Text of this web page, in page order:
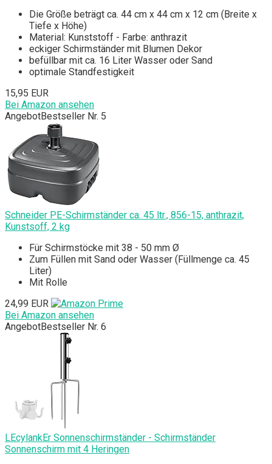
Die Größe beträgt ca. 44 cm x 44 cm x 12 cm (Breite x
Tiefe x Höhe)
Material: Kunststoff - Farbe: anthrazit
eckiger Schirmständer mit Blumen Dekor
befüllbar mit ca. 16 Liter Wasser oder Sand
optimale Standfestigkeit
15,95 EUR
Bei Amazon ansehen
AngebotBestseller Nr. 5
Schneider PE-Schirmständer ca. 45 ltr., 856-15, anthrazit,
Kunstsoff, 2 kg
Für Schirmstöcke mit 38 - 50 mm Ø
Zum Füllen mit Sand oder Wasser (Füllmenge ca. 45
Liter)
Mit Rolle
24,99 EUR
Bei Amazon ansehen
AngebotBestseller Nr. 6
LEcylankEr Sonnenschirmständer - Schirmständer
Sonnenschirm mit 4 Heringen